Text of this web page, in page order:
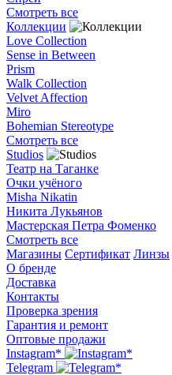
Смотреть все
Коллекции
Love Collection
Sense in Between
Prism
Walk Collection
Velvet Affection
Miro
Bohemian Stereotype
Смотреть все
Studios
Театр на Таганке
Очки учёного
Misha Nikatin
Никита Лукьянов
Мастерская Петра Фоменко
Смотреть все
Магазины Сертификат Линзы
О бренде
Доставка
Контакты
Проверка зрения
Гарантия и ремонт
Оптовые продажи
Instagram*
Telegram